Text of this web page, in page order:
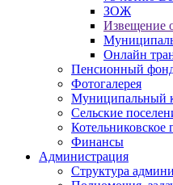
ЗОЖ
Извещение
Онлайн
Пенсионный
Фотогалерея
Муниципальный
Сельские
Котельниковское
Финансы
Администрация
Структура